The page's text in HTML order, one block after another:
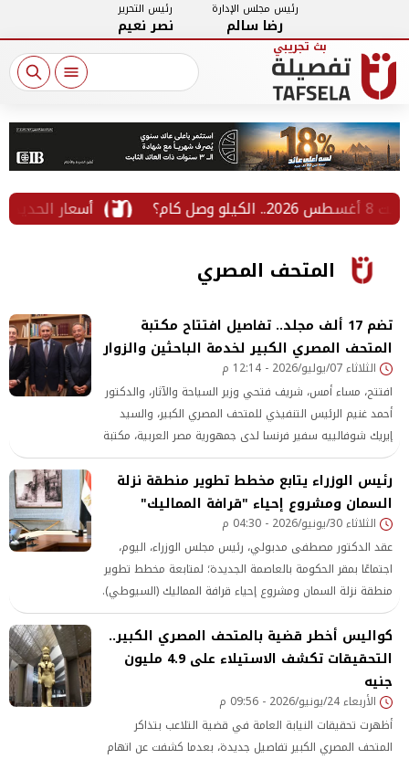
رئيس مجلس الإدارة
رضا سالم
رئيس التحرير
نصر نعيم
أسعار الحديد
المتحف المصري
تضم 17 ألف مجلد.. تفاصيل افتتاح مكتبة
المتحف المصري الكبير لخدمة الباحثين والزوار
الثلاثاء 07/يوليو/2026 - 12:14 م
افتتح، مساء أمس، شريف فتحي وزير السياحة والآثار، والدكتور
أحمد غنيم الرئيس التنفيذي للمتحف المصري الكبير، والسيد
إيريك شوفالييه سفير فرنسا لدى جمهورية مصر العربية، مكتبة
المتحف المصري الكبير، والتي تم إنشاؤها وتجهيزها وفقًا
لأحدث المعايير والتقنيات الحديثة، لتكون مركزًا متطورًا للمعرفة
والبحث العلمي وتبادل الخبرات على المستوى الدولي
رئيس الوزراء يتابع مخطط تطوير منطقة نزلة
السمان ومشروع إحياء "قرافة المماليك"
الثلاثاء 30/يونيو/2026 - 04:30 م
عقد الدكتور مصطفى مدبولي، رئيس مجلس الوزراء، اليوم،
اجتماعًا بمقر الحكومة بالعاصمة الجديدة؛ لمتابعة مخطط تطوير
منطقة نزلة السمان ومشروع إحياء قرافة المماليك (السيوطي).
كواليس أخطر قضية بالمتحف المصري الكبير..
التحقيقات تكشف الاستيلاء على 4.9 مليون
جنيه
الأربعاء 24/يونيو/2026 - 09:56 م
أظهرت تحقيقات النيابة العامة في قضية التلاعب بتذاكر
المتحف المصري الكبير تفاصيل جديدة، بعدما كشفت عن اتهام